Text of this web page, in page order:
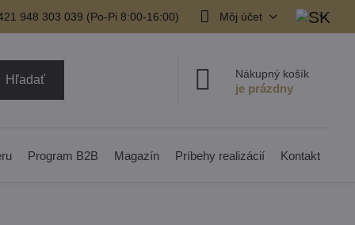
948 303 039 (Po-Pi 8:00-16:00) Môj účet
Hľadať Nákupný košík
Program B2B Magazín Príbehy realizácií Kontakt